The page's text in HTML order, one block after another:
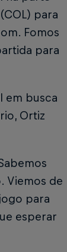
para
Fomos
para
em busca
Ortiz
Viemos de
para
esperar